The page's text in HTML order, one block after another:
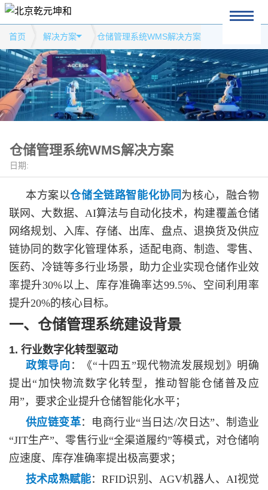
首页 解决方案 仓储管理系统WMS解决方案
仓储管理系统WMS解决方案
日期:
本方案以仓储全链路智能化协同 为核心，融合物
联网、大数据、 AI算法与自动化技术，构建覆盖仓储
网络规划、入库、存储、出库、盘点、退换货及供应
链协同的数字化管理体系，适配电商、制造、零售、
医药、冷链等多行业场景，助力企业实现仓储作业效
率提升30%以上、库存准确率达99.5%、空间利用率
提升20%的核心目标。
一、仓储管理系统建设背景
1. 行业数字化转型驱动
政策导向 ：《“十四五”现代物流发展规划》明确
提出“加快物流数字化转型，推动智能仓储普及应
用”，要求企业提升仓储智能化水平；
供应链变革：电商行业“当日达/次日达”、制造业
“JIT生产”、零售行业“全渠道履约”等模式，对仓储响
应速度、库存准确率提出极高要求；
技术成熟赋能：RFID识别、AGV机器人、AI视觉